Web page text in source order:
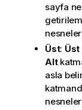
sayfa
Üst: Üst
Alt
asla